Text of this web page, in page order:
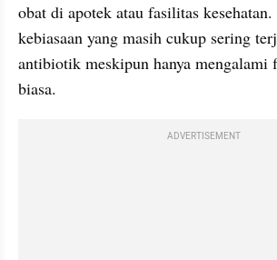
obat di apotek atau fasilitas
kebiasaan yang masih cukup sering
antibiotik meskipun hanya mengalami
biasa.
ADVERTISEMENT